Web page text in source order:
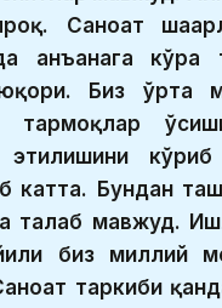
Саноат
анъанага кўра
Биз ўрта
тармоқлар
этилишини
катта. Бундан
талаб мавжуд.
биз миллий
таркиби